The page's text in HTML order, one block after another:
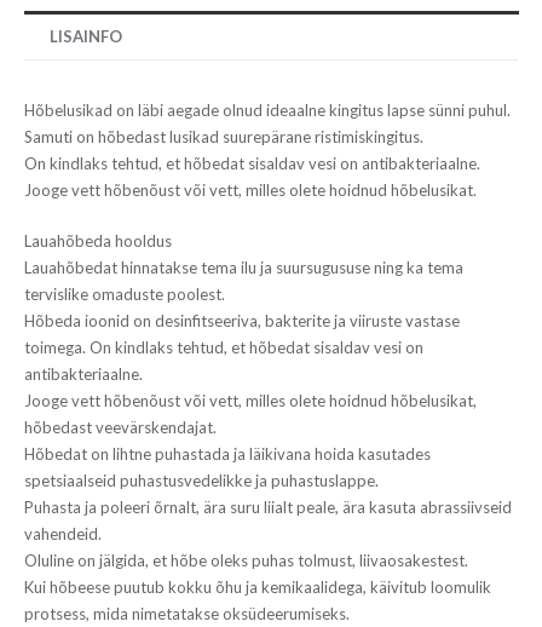
LISAINFO
Hõbelusikad on läbi aegade olnud ideaalne kingitus lapse sünni puhul.
Samuti on hõbedast lusikad suurepärane ristimiskingitus.
On kindlaks tehtud, et hõbedat sisaldav vesi on antibakteriaalne.
Jooge vett hõbenõust või vett, milles olete hoidnud hõbelusikat.
Lauahõbeda hooldus
Lauahõbedat hinnatakse tema ilu ja suursugususe ning ka tema
tervislike omaduste poolest.
Hõbeda ioonid on desinfitseeriva, bakterite ja viiruste vastase
toimega. On kindlaks tehtud, et hõbedat sisaldav vesi on
antibakteriaalne.
Jooge vett hõbenõust või vett, milles olete hoidnud hõbelusikat,
hõbedast veevärskendajat.
Hõbedat on lihtne puhastada ja läikivana hoida kasutades
spetsiaalseid puhastusvedelikke ja puhastuslappe.
Puhasta ja poleeri õrnalt, ära suru liialt peale, ära kasuta abrassiivseid
vahendeid.
Oluline on jälgida, et hõbe oleks puhas tolmust, liivaosakestest.
Kui hõbeese puutub kokku õhu ja kemikaalidega, käivitub loomulik
protsess, mida nimetatakse oksüdeerumiseks.